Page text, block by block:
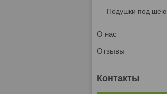
Подушки под шею
О нас
Отзывы